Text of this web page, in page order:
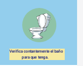
Verifica contantemente el baño
              para que tenga.